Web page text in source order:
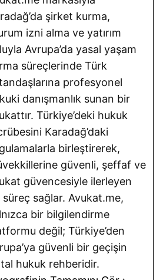
şirket kurma,
izni alma ve yatırım
Avrupa’da yasal yaşam
süreçlerinde Türk
profesyonel
danışmanlık sunan bir
Türkiye’deki hukuk
Karadağ’daki
birleştirerek,
güvenli, şeffaf ve
güvencesiyle ilerleyen
süreç sağlar. Avukat.me,
bir bilgilendirme
değil; Türkiye’den
güvenli bir geçişin
hukuk rehberidir.